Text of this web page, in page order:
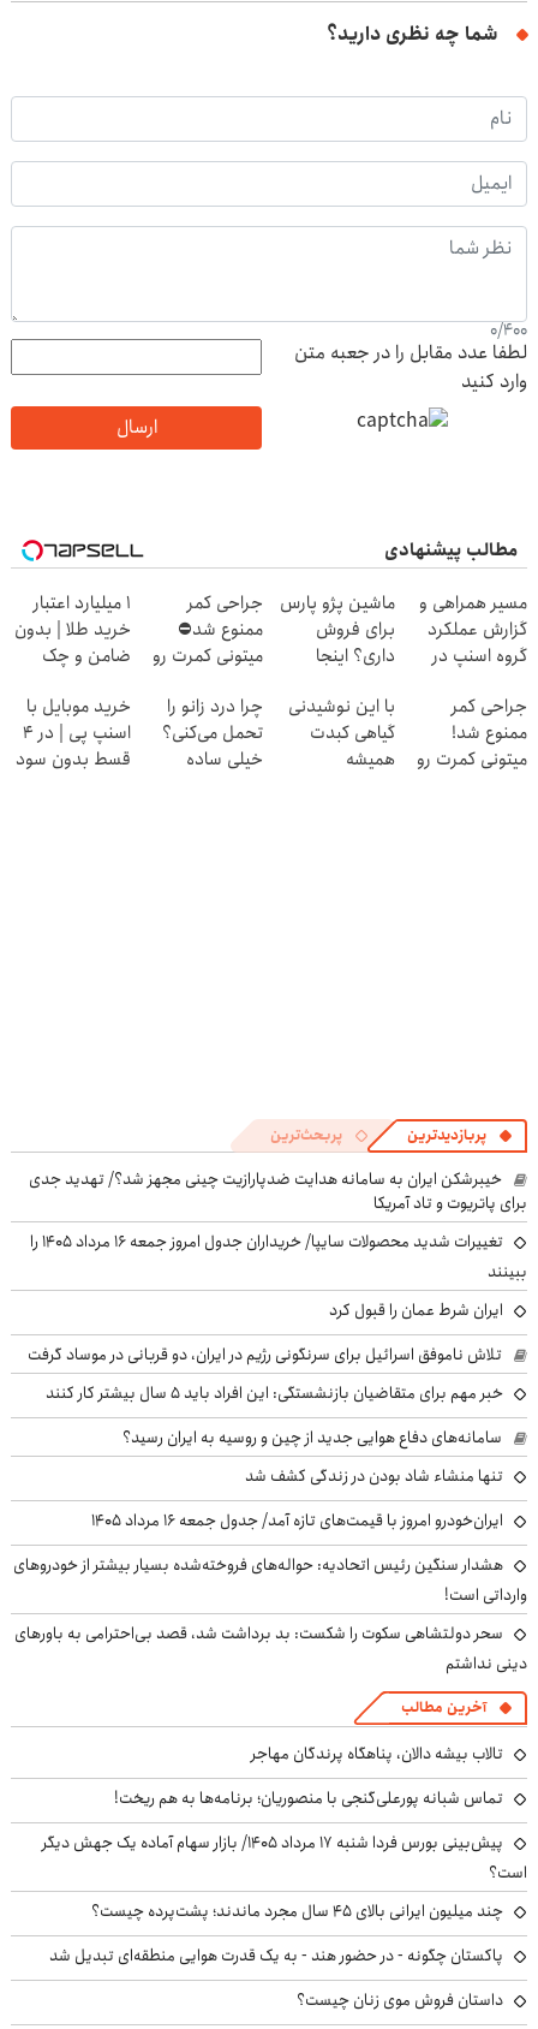
شما چه نظری دارید؟
0/400
لطفا عدد مقابل را در جعبه متن
وارد کنید
ارسال
مطالب پیشنهادی
مسیر همراهی و
گزارش عملکرد
گروه اسنپ در
ماشین پژو پارس
برای فروش
داری؟ اینجا
جراحی کمر
ممنوع شد⛔
میتونی کمرت رو
کنی! 👈🏻
پرسش‌نامه
۱ میلیارد اعتبار
خرید طلا | بدون
ضامن و چک
جراحی کمر
ممنوع شد!
میتونی کمرت رو
با این نوشیدنی
گیاهی کبدت
همیشه
چرا درد زانو را
تحمل می‌کنی؟
خیلی ساده
خرید موبایل با
اسنپ پی | در ۴
قسط بدون سود
پربازدیدترین پربحث‌ترین
خیبرشکن ایران به سامانه هدایت ضدپارازیت چینی مجهز شد؟/ تهدید جدی
برای پاتریوت و تاد آمریکا
تغییرات شدید محصولات سایپا/ خریداران جدول امروز جمعه ۱۶ مرداد ۱۴۰۵ را
ببینند
ایران شرط عمان را قبول کرد
تلاش ناموفق اسرائیل برای سرنگونی رژیم در ایران، دو قربانی در موساد گرفت
خبر مهم برای متقاضیان بازنشستگی: این افراد باید ۵ سال بیشتر کار کنند
سامانه‌های دفاع هوایی جدید از چین و روسیه به ایران رسید؟
تنها منشاء شاد بودن در زندگی کشف شد
ایران‌خودرو امروز با قیمت‌های تازه آمد/ جدول جمعه ۱۶ مرداد ۱۴۰۵
هشدار سنگین رئیس اتحادیه: حواله‌های فروخته‌شده بسیار بیشتر از خودروهای
وارداتی است!
سحر دولتشاهی سکوت را شکست: بد برداشت شد، قصد بی‌احترامی به باورهای
دینی نداشتم
آخرین مطالب
تالاب بیشه دالان، پناهگاه پرندگان مهاجر
تماس شبانه پورعلی‌گنجی با منصوریان؛ برنامه‌ها به هم ریخت!
پیش‌بینی بورس فردا شنبه ۱۷ مرداد ۱۴۰۵/ بازار سهام آماده یک جهش دیگر
است؟
چند میلیون ایرانی بالای ۴۵ سال مجرد ماندند؛ پشت‌پرده چیست؟
پاکستان چگونه - در حضور هند - به یک قدرت هوایی منطقه‌ای تبدیل شد
داستان فروش موی زنان چیست؟